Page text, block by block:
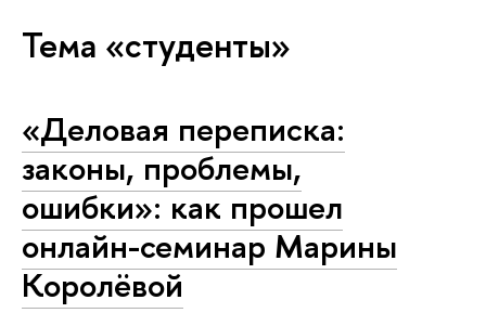
Тема «студенты»
«Деловая переписка:
законы, проблемы,
ошибки»: как прошел
онлайн-семинар Марины
Королёвой